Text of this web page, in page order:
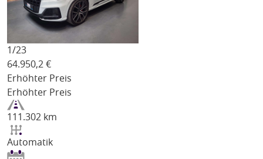
1/23
64.950,2 €
Erhöhter Preis
Erhöhter Preis
111.302 km
Automatik